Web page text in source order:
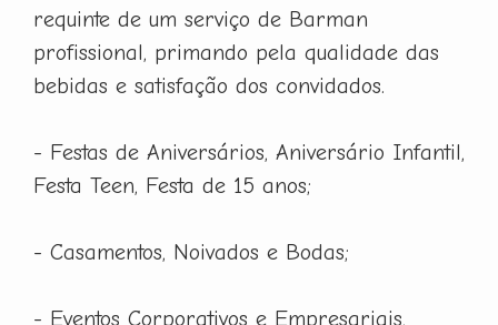
requinte de um serviço de Barman
profissional, primando pela qualidade das
bebidas e satisfação dos convidados.
- Festas de Aniversários, Aniversário Infantil,
Festa Teen, Festa de 15 anos;
- Casamentos, Noivados e Bodas;
- Eventos Corporativos e Empresariais,